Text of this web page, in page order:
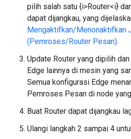
pilih salah satu {i>Router<i}
dapat dijangkau, yang
Mengaktifkan/Menonaktifkan
(Pemroses/Router Pesan).
Update Router yang dipilih
Edge lainnya di mesin yang
Semua konfigurasi Edge
Pemroses Pesan di node
Buat Router dapat dijangkau
Ulangi langkah 2 sampai 4